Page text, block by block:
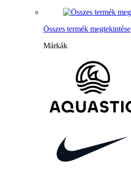
Összes termék megtekintése
Márkák